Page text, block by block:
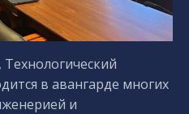
в авангарде многих
и